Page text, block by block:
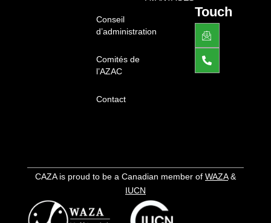
Conseil
d’administration
Comités de
l’AZAC
Contact
-
l
i
g
h
t
Touch
J
k
i
-
e
m
t
P
h
o
n
e
-
CAZA is proud to be a Canadian member of WAZA&
IUCN